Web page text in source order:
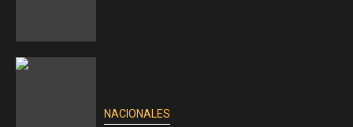
NACIONALES